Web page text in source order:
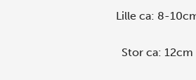
Lille ca: 8-
Stor ca: 12cm